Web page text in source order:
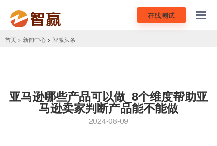
在线测试
首页 > 新闻中心 > 智赢头条
亚马逊哪些产品可以做_8个维度帮助亚
马逊卖家判断产品能不能做
2024-08-09